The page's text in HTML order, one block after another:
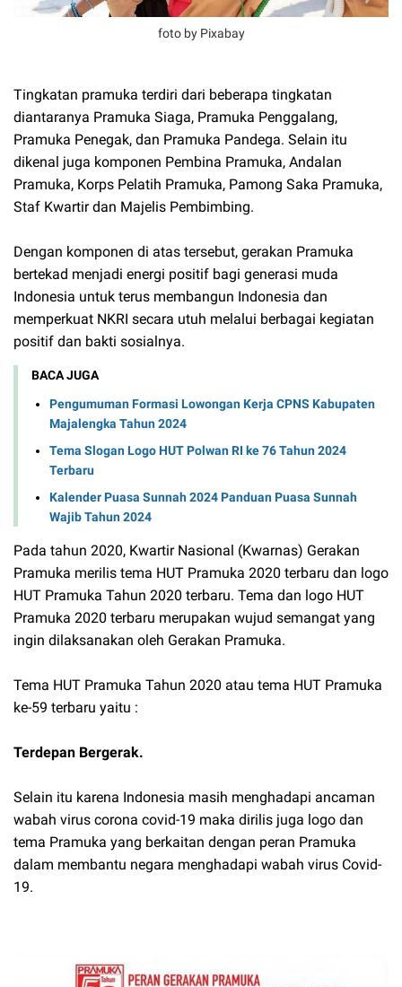
foto by Pixabay
Tingkatan pramuka terdiri dari beberapa tingkatan
diantaranya Pramuka Siaga, Pramuka Penggalang,
Pramuka Penegak, dan Pramuka Pandega. Selain itu
dikenal juga komponen Pembina Pramuka, Andalan
Pramuka, Korps Pelatih Pramuka, Pamong Saka Pramuka,
Staf Kwartir dan Majelis Pembimbing.
Dengan komponen di atas tersebut, gerakan Pramuka
bertekad menjadi energi positif bagi generasi muda
Indonesia untuk terus membangun Indonesia dan
memperkuat NKRI secara utuh melalui berbagai kegiatan
positif dan bakti sosialnya.
BACA JUGA
Pengumuman Formasi Lowongan Kerja CPNS Kabupaten
Majalengka Tahun 2024
Tema Slogan Logo HUT Polwan RI ke 76 Tahun 2024
Terbaru
Kalender Puasa Sunnah 2024 Panduan Puasa Sunnah
Wajib Tahun 2024
Pada tahun 2020, Kwartir Nasional (Kwarnas) Gerakan
Pramuka merilis tema HUT Pramuka 2020 terbaru dan logo
HUT Pramuka Tahun 2020 terbaru. Tema dan logo HUT
Pramuka 2020 terbaru merupakan wujud semangat yang
ingin dilaksanakan oleh Gerakan Pramuka.
Tema HUT Pramuka Tahun 2020 atau tema HUT Pramuka
ke-59 terbaru yaitu :
Terdepan Bergerak.
Selain itu karena Indonesia masih menghadapi ancaman
wabah virus corona covid-19 maka dirilis juga logo dan
tema Pramuka yang berkaitan dengan peran Pramuka
dalam membantu negara menghadapi wabah virus Covid-
19.